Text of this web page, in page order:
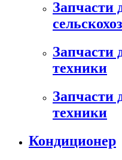
Запчасти
Запчасти
техники
Запчасти
техники
Кондиционер